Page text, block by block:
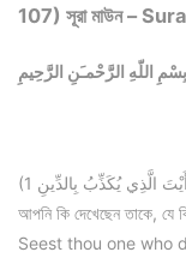
107) সূরা মাউন –
الَّذِي يُكَذِّبُ بِالدِّينِ
আপনি কি দেখেছেন তাকে, যে
Seest thou one who